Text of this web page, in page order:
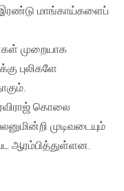
மாங்காய்களைப்
முறையாக
புலிகளே
கொலை
முடிவடையும்
ஆரம்பித்துள்ளன.